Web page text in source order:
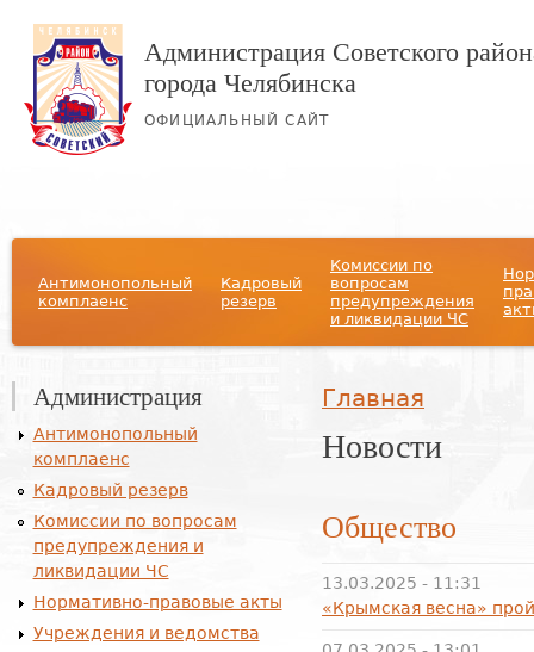
Администрация Советского
города Челябинска
ОФИЦИАЛЬНЫЙ САЙТ
Антимонопольный
комплаенс
Кадровый
резерв
Комиссии по
вопросам
предупреждения
и ликвидации ЧС
Вы здесь
Главная
Новости
Общество
13.03.2025 - 11:31
«Крымская весна»
Администрация
Антимонопольный
комплаенс
Кадровый резерв
Комиссии по вопросам
предупреждения и
ликвидации ЧС
Нормативно-правовые акты
Учреждения и ведомства